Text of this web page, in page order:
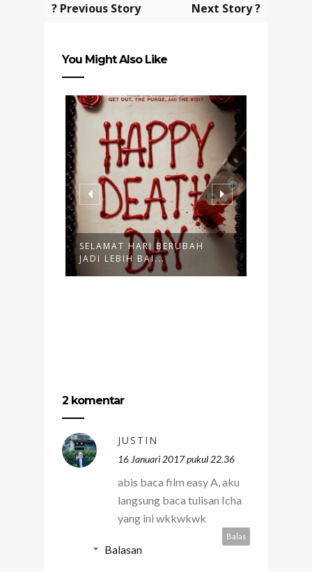
? Previous Story Next Story ?
You Might Also Like
SELAMAT HARI BERUBAH
JADI LEBIH BAI...
2 komentar
JUSTIN
16 Januari 2017 pukul 22.36
abis baca film easy A, aku
langsung baca tulisan Icha
yang ini wkkwkwk
Balas
Balasan